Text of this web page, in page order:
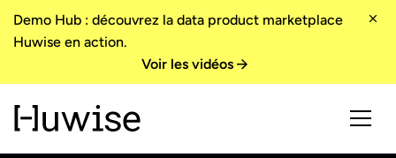
Demo Hub : découvrez la data product marketplace
Huwise en action.
Voir les vidéos